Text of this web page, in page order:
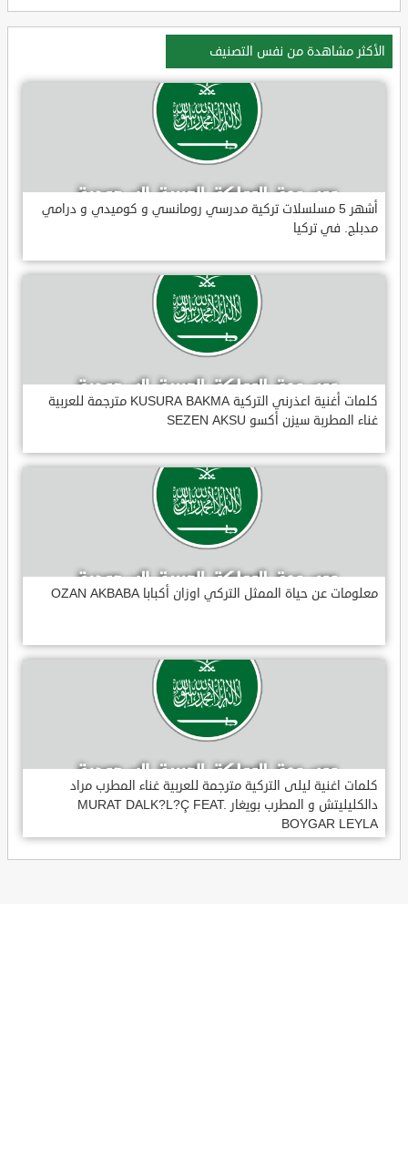
الأكثر مشاهدة من نفس التصنيف
أشهر 5 مسلسلات تركية مدرسي رومانسي و كوميدي و درامي
مدبلج. في تركيا
كلمات أغنية اعذرني التركية KUSURA BAKMA مترجمة للعربية
غناء المطربة سيزن أكسو SEZEN AKSU
معلومات عن حياة الممثل التركي اوزان أكبابا OZAN AKBABA
كلمات اغنية ليلى التركية مترجمة للعربية غناء المطرب مراد
دالكليليتش و المطرب بويغار MURAT DALK?L?Ç FEAT.
BOYGAR LEYLA